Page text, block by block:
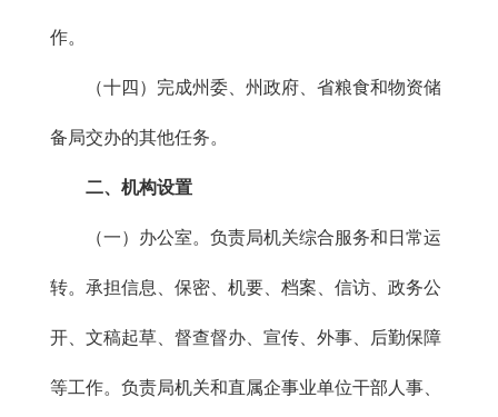
作。
（十四）完成州委、州政府、省粮食和物资储
备局交办的其他任务。
二、机构设置
（一）办公室。负责局机关综合服务和日常运
转。承担信息、保密、机要、档案、信访、政务公
开、文稿起草、督查督办、宣传、外事、后勤保障
等工作。负责局机关和直属企事业单位干部人事、